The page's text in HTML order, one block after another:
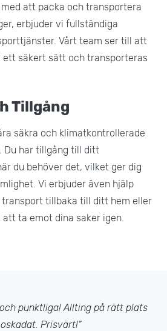
att packa och transportera
erbjuder vi fullständiga
Vårt team ser till att
ett säkert sätt och transporteras
Tillgång
säkra och klimatkontrollerade
Du har tillgång till ditt
du behöver det, vilket ger dig
Vi erbjuder även hjälp
transport tillbaka till ditt hem eller
ta emot dina saker igen​.
punktliga! Allting på rätt plats
Prisvärt!”